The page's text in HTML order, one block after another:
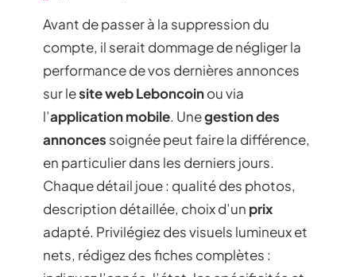
Avant de passer à la suppression du
compte, il serait dommage de négliger la
performance de vos dernières annonces
sur lesite web Leboncoinou via
l’application mobile. Unegestion des
annonces soignée peut faire la différence,
en particulier dans les derniers jours.
Chaque détail joue : qualité des photos,
description détaillée, choix d’un prix
adapté. Privilégiez des visuels lumineux et
nets, rédigez des fiches complètes :